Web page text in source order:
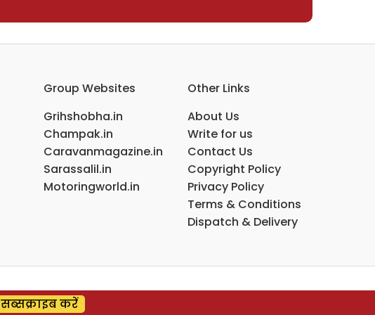
Group Websites
Grihshobha.in
Champak.in
Caravanmagazine.in
Sarassalil.in
Motoringworld.in
Other Links
About Us
Write for us
Contact Us
Copyright Policy
Privacy Policy
Terms & Conditions
Dispatch & Delivery
सब्सक्राइब करें